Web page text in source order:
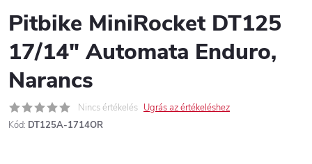
Pitbike MiniRocket DT125
17/14" Automata Enduro,
Narancs
Nincs értékelés Ugrás az értékeléshez
Kód: DT125A-1714OR